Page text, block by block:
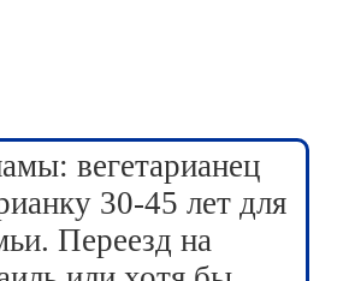
вегетарианец
30-45 лет для
Переезд на